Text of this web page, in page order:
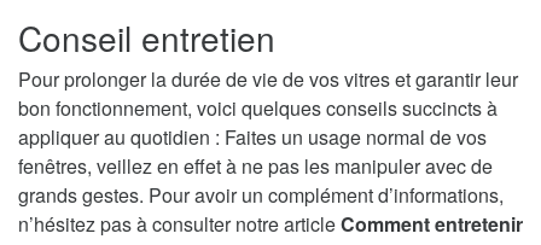
Conseil entretien
Pour prolonger la durée de vie de vos vitres et garantir leur
bon fonctionnement, voici quelques conseils succincts à
appliquer au quotidien : Faites un usage normal de vos
fenêtres, veillez en effet à ne pas les manipuler avec de
grands gestes. Pour avoir un complément d’informations,
n’hésitez pas à consulter notre articleComment entretenir